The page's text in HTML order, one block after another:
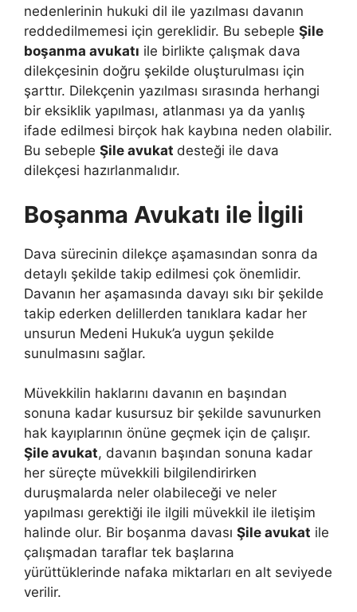
nedenlerinin hukuki dil ile yazılması davanın
reddedilmemesi için gereklidir. Bu sebeple Şile
boşanma avukatı ile birlikte çalışmak dava
dilekçesinin doğru şekilde oluşturulması için
şarttır. Dilekçenin yazılması sırasında herhangi
bir eksiklik yapılması, atlanması ya da yanlış
ifade edilmesi birçok hak kaybına neden olabilir.
Bu sebeple Şile avukat desteği ile dava
dilekçesi hazırlanmalıdır.
Boşanma Avukatı ile İlgili
Dava sürecinin dilekçe aşamasından sonra da
detaylı şekilde takip edilmesi çok önemlidir.
Davanın her aşamasında davayı sıkı bir şekilde
takip ederken delillerden tanıklara kadar her
unsurun Medeni Hukuk’a uygun şekilde
sunulmasını sağlar.
Müvekkilin haklarını davanın en başından
sonuna kadar kusursuz bir şekilde savunurken
hak kayıplarının önüne geçmek için de çalışır.
Şile avukat, davanın başından sonuna kadar
her süreçte müvekkili bilgilendirirken
duruşmalarda neler olabileceği ve neler
yapılması gerektiği ile ilgili müvekkil ile iletişim
halinde olur. Bir boşanma davası Şile avukat ile
çalışmadan taraflar tek başlarına
yürüttüklerinde nafaka miktarları en alt seviyede
verilir.